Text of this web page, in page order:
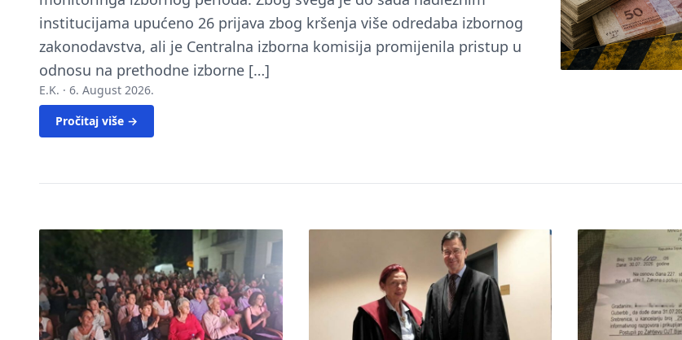
institucijama upućeno 26 prijava zbog kršenja više odredaba izbornog
zakonodavstva, ali je Centralna izborna komisija promijenila pristup u
odnosu na prethodne izborne […]
E.K. · 6. August 2026.
Pročitaj više →